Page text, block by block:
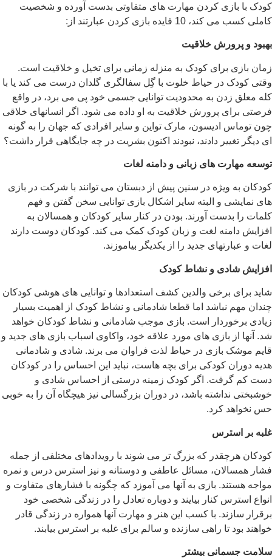
کودک با بازی کردن مهارت های متفاوتی بدست آورده و شخصیت
کاملی کسب می کند، 10 فایده بازی کردن عبارتند از:
بهبود و پرورش خلاقیت
زمان بازی برای کودک به منزله زمانی برای تخیل و خلاقیت است.
وقتی کودک در حیاط خلوت با گِل سفالگری گلدان درست می کند یا با
کله معلق زدن به محدودیت توانایی جسمی خود پی می برد، در واقع
فرصتی برای پرورش خلاقیت به او داده می شود. اگر انسانهای خلاقی
چون توماس ادیسون، مارک تواین و سایر افرادی که جهان را به گونه
ای دیگر تغییر دادند، نبودند اکنون بشریت در چه جایگاهی قرار داشت؟
توسعه مهارت های زبانی و دامنه لغات
کودکان به ویژه در سنین پیش از دبستان می توانند با شرکت در بازی
های نمایشی و البته سایر اشکال بازی توانایی سخن گفتن و فهم
کلمات را بدست آورند. بودن در کنار سایر کودکان و همسالان به
افزایش دامنه لغت و زبان کودک کمک می کند. کودکان دوست دارند
لغات و عبارتهای جدید را از یکدیگر بیاموزند.
افزایش شادی و نشاط کودک
شاید برای برخی والدین کشف استعدادها و توانایی های هوشی کودکان
چندان مهم نباشد اما قطعا شادمانی و نشاط کودک از اهمیت بسیار
زیادی برخوردار است. بازی موجب شادمانی و نشاط کودکان خواهد
شد. آنها از بازی های مورد علاقه خود، واکاوی اسباب بازی های جدید و
قایم موشک بازی در حیاط لذت فراوان می برند. شادی و شادمانی
هدیه دوران کودکی برای بچه هاست، نباید این احساس را در کودکان
دست کم گرفت. اگر کودک زمینه درستی از احساس شادی و
خوشبختی نداشته باشد، در دوران بزرگسالی نیز هیچگاه آن را به خوبی
حس نخواهد کرد.
غلبه بر استرس
کودکان هرچقدر که بزرگ تر می شوند با رویدادهای مختلفی از جمله
فشار همسالان، مسائل عاطفی و دوستانه و نیز استرس درس و نمره
مواجه هستند. بازی به آنها می آموزد که چگونه با فشارهای متفاوت و
انواع استرس کنار بیایند و دوباره تعادل را در زندگی شخصی خود
برقرار سازند. با کسب این هنر و مهارت آنها همواره در زندگی قادر
خواهند بود تا راهی سازنده و سالم برای غلبه بر استرس بیابند.
سلامت جسمانی بیشتر